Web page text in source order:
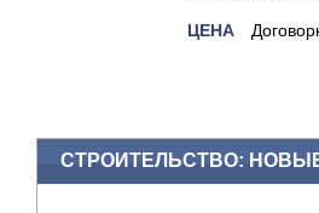
ЦЕНА
СТРОИТЕЛЬСТВО: